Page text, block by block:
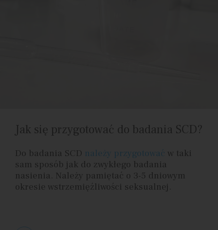
Jak się przygotować do badania SCD?
Do badania SCD należy przygotować w taki
sam sposób jak do zwykłego badania
nasienia. Należy pamiętać o 3-5 dniowym
okresie wstrzemięźliwości seksualnej.